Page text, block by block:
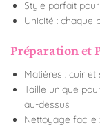
Style parfait
Unicité : chaque
Préparation et
Matières : cuir et
Taille unique
au-dessus
Nettoyage facile